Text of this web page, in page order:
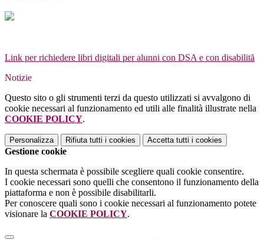
Link per richiedere libri digitali per alunni con DSA e con disabilită
Notizie
Questo sito o gli strumenti terzi da questo utilizzati si avvalgono di
cookie necessari al funzionamento ed utili alle finalità illustrate nella
COOKIE POLICY.
Personalizza Rifiuta tutti i cookies Accetta tutti i cookies
Gestione cookie
In questa schermata è possibile scegliere quali cookie consentire.
I cookie necessari sono quelli che consentono il funzionamento della
piattaforma e non è possibile disabilitarli.
Per conoscere quali sono i cookie necessari al funzionamento potete
visionare la COOKIE POLICY.